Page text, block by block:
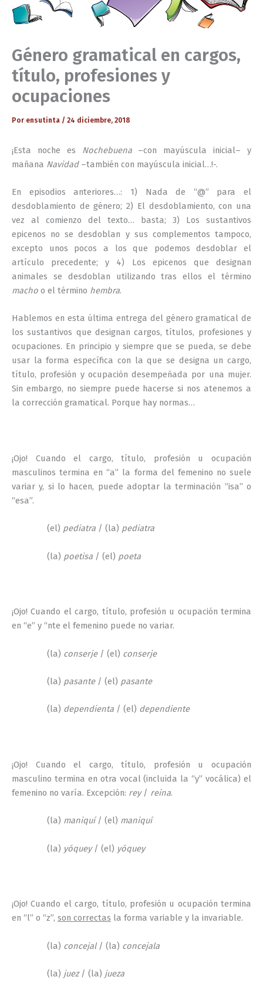
Género gramatical en cargos,
título, profesiones y
ocupaciones
Por ensutinta / 24 diciembre, 2018
¡Esta noche es Nochebuena–con mayúscula inicial– y
mañana Navidad–también con mayúscula inicial…!-.
En episodios anteriores…: 1) Nada de “@” para el
desdoblamiento de género; 2) El desdoblamiento, con una
vez al comienzo del texto… basta; 3) Los sustantivos
epicenos no se desdoblan y sus complementos tampoco,
excepto unos pocos a los que podemos desdoblar el
artículo precedente; y 4) Los epicenos que designan
animales se desdoblan utilizando tras ellos el término
macho o el término hembra.
Hablemos en esta última entrega del género gramatical de
los sustantivos que designan cargos, títulos, profesiones y
ocupaciones. En principio y siempre que se pueda, se debe
usar la forma específica con la que se designa un cargo,
título, profesión y ocupación desempeñada por una mujer.
Sin embargo, no siempre puede hacerse si nos atenemos a
la corrección gramatical. Porque hay normas…
¡Ojo! Cuando el cargo, título, profesión u ocupación
masculinos termina en “a” la forma del femenino no suele
variar y, si lo hacen, puede adoptar la terminación “isa” o
“esa”.
(el) pediatra / (la) pediatra
(la) poetisa / (el) poeta
¡Ojo! Cuando el cargo, título, profesión u ocupación termina
en “e” y “nte el femenino puede no variar.
(la) conserje/ (el) conserje
(la) pasante/ (el) pasante
(la) dependienta / (el) dependiente
¡Ojo! Cuando el cargo, título, profesión u ocupación
masculino termina en otra vocal (incluida la “y” vocálica) el
femenino no varía. Excepción: rey/ reina.
(la) maniquí/ (el) maniquí
(la) yóquey/ (el) yóquey
¡Ojo! Cuando el cargo, título, profesión u ocupación termina
en “l” o “z”, son correctas la forma variable y la invariable.
(la) concejal / (la) concejala
(la) juez / (la) jueza